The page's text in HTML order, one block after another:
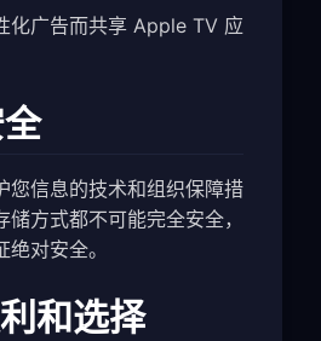
化广告而共享 Apple TV 应
您信息的技术和组织保障措
方式都不可能完全安全，
对安全。
和选择